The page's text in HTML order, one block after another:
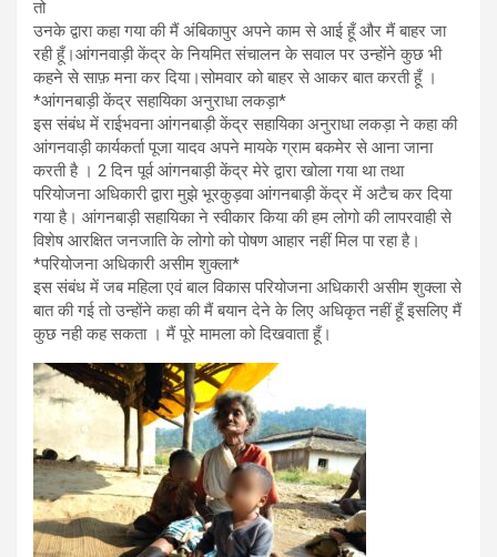
तो
उनके द्वारा कहा गया की मैं अंबिकापुर अपने काम से आई हूँ और मैं बाहर जा
रही हूँ।आंगनवाड़ी केंद्र के नियमित संचालन के सवाल पर उन्होंने कुछ भी
कहने से साफ़ मना कर दिया।सोमवार को बाहर से आकर बात करती हूँ ।
*आंगनबाड़ी केंद्र सहायिका अनुराधा लकड़ा*
इस संबंध में राईभवना आंगनबाड़ी केंद्र सहायिका अनुराधा लकड़ा ने कहा की
आंगनवाड़ी कार्यकर्ता पूजा यादव अपने मायके ग्राम बकमेर से आना जाना
करती है । 2 दिन पूर्व आंगनबाड़ी केंद्र मेरे द्वारा खोला गया था तथा
परियोजना अधिकारी द्वारा मुझे भूरकुड़वा आंगनबाड़ी केंद्र में अटैच कर दिया
गया है। आंगनबाड़ी सहायिका ने स्वीकार किया की हम लोगो की लापरवाही से
विशेष आरक्षित जनजाति के लोगो को पोषण आहार नहीं मिल पा रहा है।
*परियोजना अधिकारी असीम शुक्ला*
इस संबंध में जब महिला एवं बाल विकास परियोजना अधिकारी असीम शुक्ला से
बात की गई तो उन्होंने कहा की मैं बयान देने के लिए अधिकृत नहीं हूँ इसलिए मैं
कुछ नही कह सकता । मैं पूरे मामला को दिखवाता हूँ।